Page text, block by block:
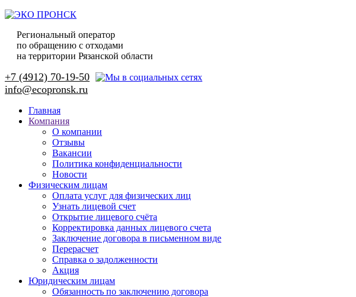
Региональный оператор
по обращению с отходами
на территории Рязанской области
+7 (4912) 70-19-50
Главная
Компания
О компании
Отзывы
Вакансии
Политика конфиденциальности
Новости
Физическим лицам
Оплата услуг для физических лиц
Узнать лицевой счет
Открытие лицевого счёта
Корректировка данных лицевого счета
Заключение договора в письменном виде
Перерасчет
Справка о задолженности
Акция
Юридическим лицам
Обязанность по заключению договора